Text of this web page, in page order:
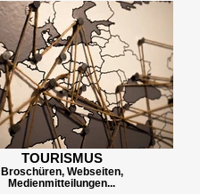
TOURISMUS
Broschüren, Webseiten,
Medienmitteilungen...